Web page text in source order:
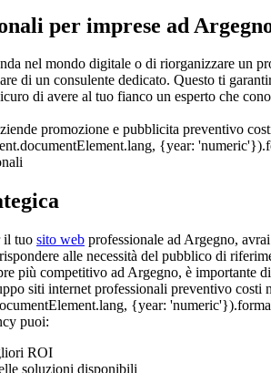
per imprese ad
nel mondo digitale o di riorganizzare un
di un consulente dedicato. Questo ti
di avere al tuo fianco un esperto che
il tuo sito web professionale ad Argegno,
alle necessità del pubblico di
più competitivo ad Argegno, è importante
puoi:
ROI
soluzioni disponibili